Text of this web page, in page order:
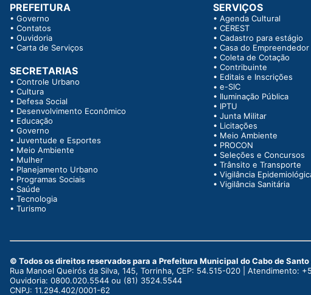
PREFEITURA
•Governo
•Contatos
•Ouvidoria
•Carta de Serviços
SECRETARIAS
•Controle Urbano
•Cultura
• Defesa Social
• Desenvolvimento Econômico
• Educação
•Governo
•Juventude e Esportes
• Meio Ambiente
• Mulher
• Planejamento Urbano
• Programas Sociais
• Saúde
•Tecnologia
•Turismo
SERVIÇOS
• Agenda Cultural
• CEREST
• Cadastro para estágio
• Casa do Empreendedor
• Coleta de Cotação
• Contribuinte
• Editais e Inscrições
• e-SIC
• Iluminação Pública
• IPTU
• Junta Militar
• Licitações
• Meio Ambiente
• PROCON
• Seleções e Concursos
• Trânsito e Transporte
• Vigilância
• Vigilância Sanitária
© Todos os direitos reservados para a Prefeitura Municipal do Cabo de
Rua Manoel Queirós da Silva, 145, Torrinha, CEP: 54.515-020 | Atendimento:
Ouvidoria: 0800.020.5544 ou (81) 3524.5544
CNPJ: 11.294.402/0001-62